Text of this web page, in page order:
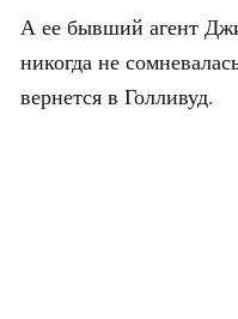
А ее бывший агент
никогда не
вернется в Голливуд.